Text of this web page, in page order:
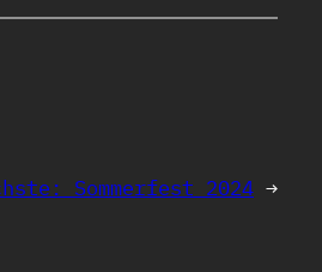
Sommerfest 2024 →